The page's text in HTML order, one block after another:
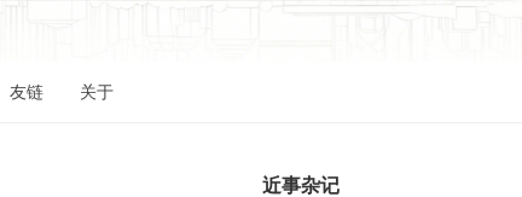
友链 关于
近事杂记